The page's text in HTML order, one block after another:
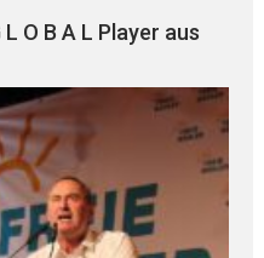
O B A L Player aus